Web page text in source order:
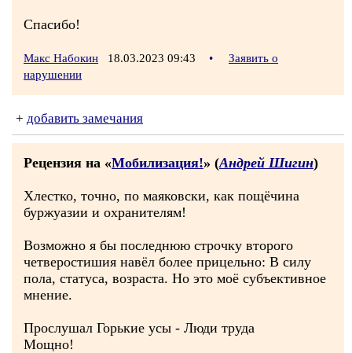
Спасибо!
Макс Набокин 18.03.2023 09:43 •
Заявить о
нарушении
+ добавить замечания
Рецензия на «Мобилизация!» (Андрей Шигин)
Хлестко, точно, по маяковски, как пощёчина
буржуазии и охранителям!
Возможно я бы последнюю строчку второго
четверостишия навёл более прицельно: В силу
пола, статуса, возраста. Но это моё субъективное
мнение.
Прослушал Горькие усы - Люди труда
Мощно!